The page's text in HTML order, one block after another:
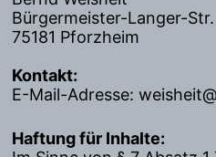
Bürgermeister-Langer-Str.
75181 Pforzheim
Kontakt:
E-Mail-Adresse:
Haftung für Inhalte: